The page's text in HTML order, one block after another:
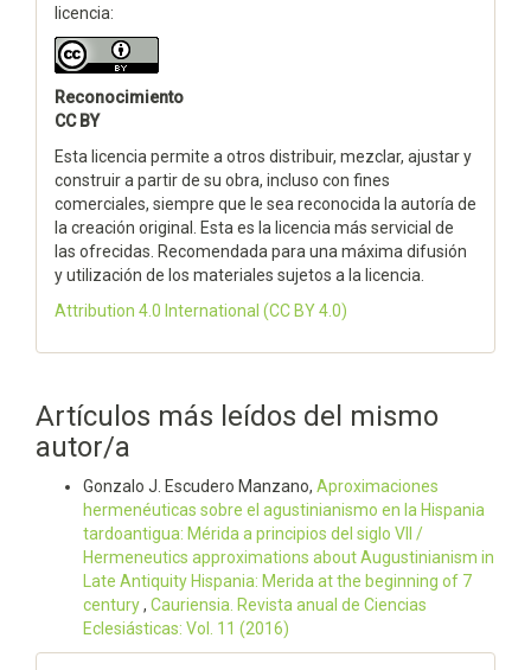
licencia:
Reconocimiento
CC BY
Esta licencia permite a otros distribuir, mezclar, ajustar y
construir a partir de su obra, incluso con fines
comerciales, siempre que le sea reconocida la autoría de
la creación original. Esta es la licencia más servicial de
las ofrecidas. Recomendada para una máxima difusión
y utilización de los materiales sujetos a la licencia.
Attribution 4.0 International (CC BY 4.0)
Artículos más leídos del mismo
autor/a
Gonzalo J. Escudero Manzano, Aproximaciones
hermenéuticas sobre el agustinianismo en la Hispania
tardoantigua: Mérida a principios del siglo VII /
Hermeneutics approximations about Augustinianism in
Late Antiquity Hispania: Merida at the beginning of 7
century, Cauriensia. Revista anual de Ciencias
Eclesiásticas: Vol. 11 (2016)